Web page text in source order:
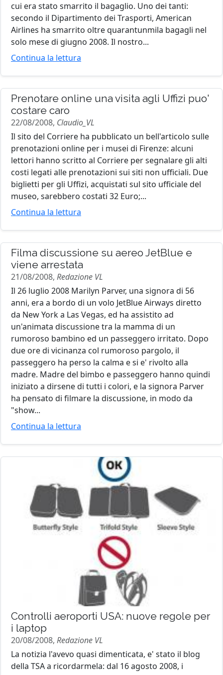
cui era stato smarrito il bagaglio. Uno dei tanti:
secondo il Dipartimento dei Trasporti, American
Airlines ha smarrito oltre quarantunmila bagagli nel
solo mese di giugno 2008. Il nostro...
Continua la lettura
Prenotare online una visita agli Uffizi puo'
costare caro
22/08/2008, Claudio_VL
Il sito del Corriere ha pubblicato un bell'articolo sulle
prenotazioni online per i musei di Firenze: alcuni
lettori hanno scritto al Corriere per segnalare gli alti
costi legati alle prenotazioni sui siti non ufficiali. Due
biglietti per gli Uffizi, acquistati sul sito ufficiale del
museo, sarebbero costati 32 Euro;...
Continua la lettura
Filma discussione su aereo JetBlue e
viene arrestata
21/08/2008, Redazione VL
Il 26 luglio 2008 Marilyn Parver, una signora di 56
anni, era a bordo di un volo JetBlue Airways diretto
da New York a Las Vegas, ed ha assistito ad
un'animata discussione tra la mamma di un
rumoroso bambino ed un passeggero irritato. Dopo
due ore di vicinanza col rumoroso pargolo, il
passeggero ha perso la calma e si e' rivolto alla
madre. Madre del bimbo e passeggero hanno quindi
iniziato a dirsene di tutti i colori, e la signora Parver
ha pensato di filmare la discussione, in modo da
"show...
Continua la lettura
Controlli aeroporti USA: nuove regole per
i laptop
20/08/2008, Redazione VL
La notizia l'avevo quasi dimenticata, e' stato il blog
della TSA a ricordarmela: dal 16 agosto 2008, i